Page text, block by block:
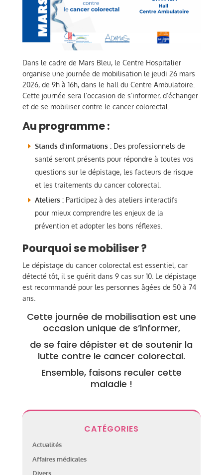
Dans le cadre de Mars Bleu, le Centre Hospitalier
organise une journée de mobilisation le jeudi 26 mars
2026, de 9h à 16h, dans le hall du Centre Ambulatoire.
Cette journée sera l’occasion de s’informer, d’échanger
et de se mobiliser contre le cancer colorectal.
Au programme :
Stands d’informations :Des professionnels de
santé seront présents pour répondre à toutes vos
questions sur le dépistage, les facteurs de risque
et les traitements du cancer colorectal.
Ateliers :Participez à des ateliers interactifs
pour mieux comprendre les enjeux de la
prévention et adopter les bons réflexes.
Pourquoi se mobiliser ?
Le dépistage du cancer colorectal est essentiel, car
détecté tôt, il se guérit dans 9 cas sur 10. Le dépistage
est recommandé pour les personnes âgées de 50 à 74
ans.
Cette journée de mobilisation est une
occasion unique de s’informer,
de se faire dépister et de soutenir la
lutte contre le cancer colorectal.
Ensemble, faisons reculer cette
maladie !
CATÉGORIES
Actualités
Affaires médicales
Divers